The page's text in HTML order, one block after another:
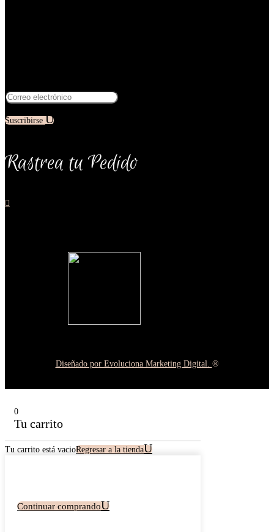
Suscribirse
Rastrea tu Pedido

Diseñado por Evoluciona Marketing Digital. ®
0
Tu carrito
Tu carrito está vacioRegresar a la tienda
Continuar comprando